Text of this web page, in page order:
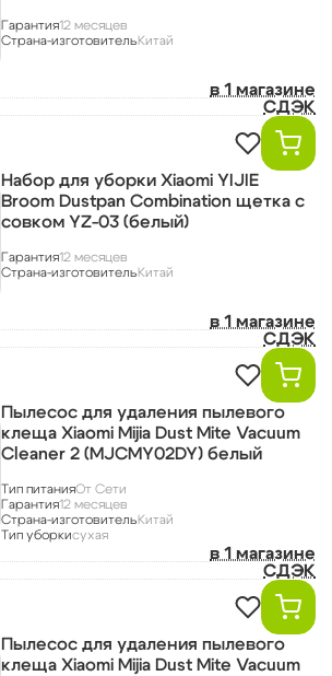
Гарантия12 месяцев
Страна-изготовительКитай
в 1 магазине
СДЭК
Набор для уборки Xiaomi YIJIE
Broom Dustpan Combination щетка с
совком YZ-03 (белый)
Гарантия12 месяцев
Страна-изготовительКитай
в 1 магазине
СДЭК
Пылесос для удаления пылевого
клеща Xiaomi Mijia Dust Mite Vacuum
Cleaner 2 (MJCMY02DY) белый
Тип питанияОт Сети
Гарантия12 месяцев
Страна-изготовительКитай
Тип уборкисухая
в 1 магазине
СДЭК
Пылесос для удаления пылевого
клеща Xiaomi Mijia Dust Mite Vacuum